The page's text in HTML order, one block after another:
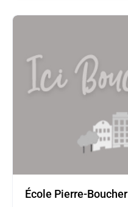
École Pierre-Boucher